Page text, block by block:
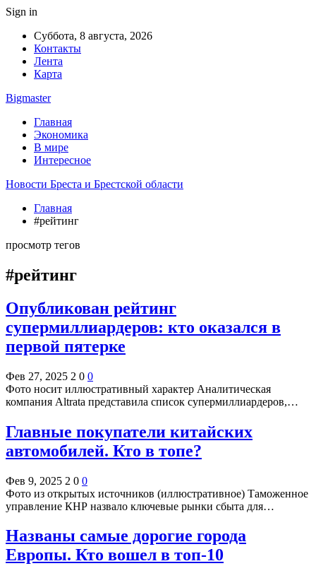
Sign in
Суббота, 8 августа, 2026
Контакты
Лента
Карта
Bigmaster
Главная
Экономика
В мире
Интересное
Новости Бреста и Брестской области
Главная
#рейтинг
просмотр тегов
#рейтинг
Опубликован рейтинг
супермиллиардеров: кто оказался в
первой пятерке
Фев 27, 2025 2 0 0
Фото носит иллюстративный характер Аналитическая
компания Altratа представила список супермиллиардеров,…
Главные покупатели китайских
автомобилей. Кто в топе?
Фев 9, 2025 2 0 0
Фото из открытых источников (иллюстративное) Таможенное
управление КНР назвало ключевые рынки сбыта для…
Названы самые дорогие города
Европы. Кто вошел в топ-10